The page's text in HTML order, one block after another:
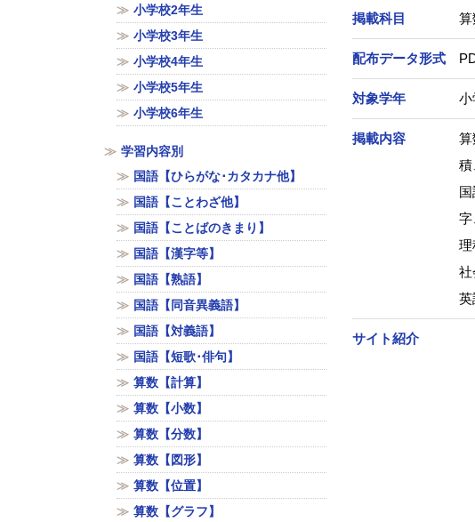
掲載科目 算
配布データ形式
対象学年 小
掲載内容
算
積
字
理
社
英
サイト紹介
小学校2年生
小学校3年生
小学校4年生
小学校5年生
小学校6年生
学習内容別
国語【ひらがな･カタカナ他】
国語【ことわざ他】
国語【ことばのきまり】
国語【漢字等】
国語【熟語】
国語【同音異義語】
国語【対義語】
国語【短歌･俳句】
算数【計算】
算数【小数】
算数【分数】
算数【図形】
算数【位置】
算数【グラフ】